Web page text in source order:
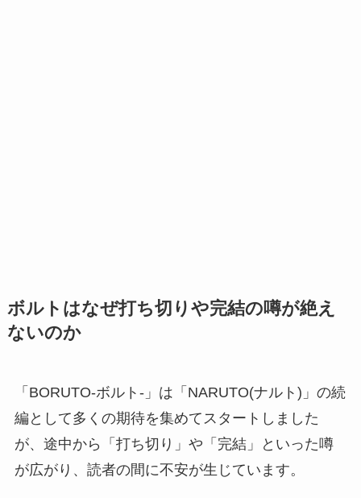
ボルトはなぜ打ち切りや完結の噂が絶え
ないのか
「BORUTO-ボルト-」は「NARUTO(ナルト)」の続
編として多くの期待を集めてスタートしました
が、途中から「打ち切り」や「完結」といった噂
が広がり、読者の間に不安が生じています。